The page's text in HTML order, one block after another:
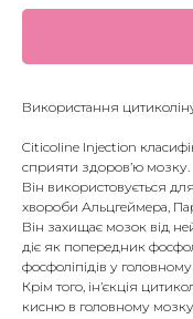
Використання
Citicoline Injection
сприяти здоров’ю мозку.
Він використовується
хвороби Альцгеймера,
Він захищає мозок від
діє як попередник
фосфоліпідів у
Крім того, ін’єкція
кисню в головному